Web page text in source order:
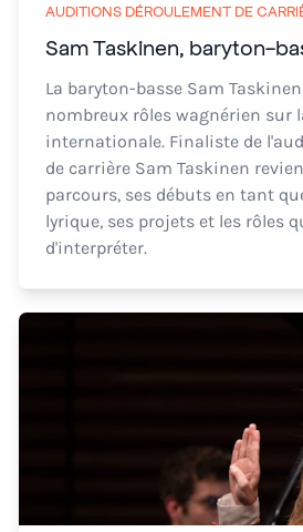
AUDITIONS DÉROULEMENT DE
Sam Taskinen, baryton-
La baryton-basse Sam
nombreux rôles wagnérien sur
internationale. Finaliste de
de carrière Sam Taskinen
parcours, ses débuts en tant
lyrique, ses projets et les rôles
d'interpréter.